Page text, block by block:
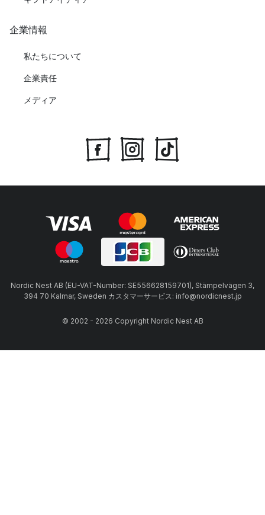
企業情報
私たちについて
企業責任
メディア
Nordic Nest AB (EU-VAT-Number: SE556628159701), Stämpelvägen 3,
394 70 Kalmar, Sweden カスタマーサービス: info@nordicnest.jp
© 2002 - 2026 Copyright Nordic Nest AB